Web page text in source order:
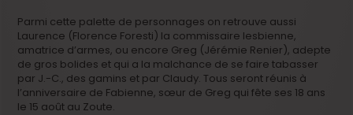
Parmi cette palette de personnages on retrouve aussi
Laurence (Florence Foresti) la commissaire lesbienne,
amatrice d’armes, ou encore Greg (Jérémie Renier), adepte
de gros bolides et qui a la malchance de se faire tabasser
par J.-C., des gamins et par Claudy. Tous seront réunis à
l’anniversaire de Fabienne, sœur de Greg qui fête ses 18 ans
le 15 août au Zoute.